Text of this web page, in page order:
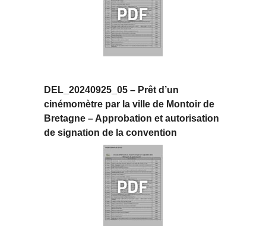
DEL_20240925_05 – Prêt d’un
cinémomètre par la ville de Montoir de
Bretagne – Approbation et autorisation
de signation de la convention